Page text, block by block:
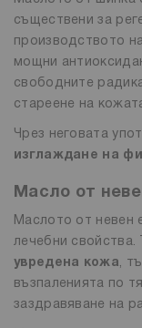
съществени за
производството
мощни
свободните
стареене на
Чрез неговата
изглаждане на
Масло от
Маслото от невен
лечебни свойства.
увредена кожа,
възпаленията по
заздравяване на